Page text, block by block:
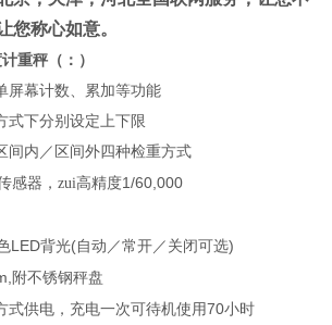
您称心如意。
重秤（： ）
屏幕计数、累加等功能
式下分别设定上下限
间内／区间外四种检重方式
感器，zui高精度1/60,000
LED背光(自动／常开／关闭可选)
附不锈钢秤盘
式供电，充电一次可待机使用70小时